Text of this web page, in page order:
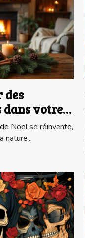
des
dans votre
Noël se réinvente,
nature...